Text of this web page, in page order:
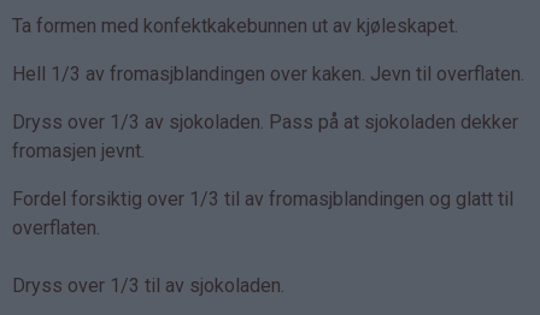
Ta formen med konfektkakebunnen ut av kjøleskapet.
Hell 1/3 av fromasjblandingen over kaken. Jevn til overflaten.
Dryss over 1/3 av sjokoladen. Pass på at sjokoladen dekker
fromasjen jevnt.
Fordel forsiktig over 1/3 til av fromasjblandingen og glatt til
overflaten.
Dryss over 1/3 til av sjokoladen.